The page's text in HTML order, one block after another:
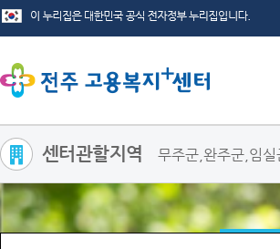
센터관할지역 무주군,완주군,임